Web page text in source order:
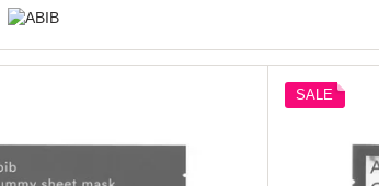
SALE